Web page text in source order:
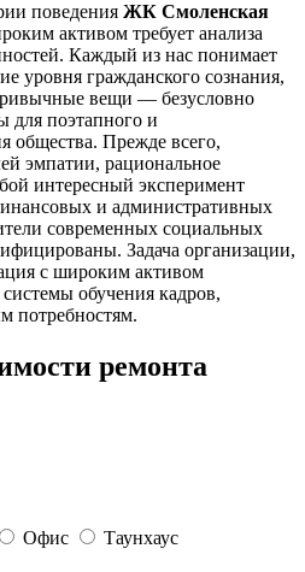
поведения ЖК Смоленская
активом требует анализа
Каждый из нас понимает
уровня гражданского сознания,
вещи — безусловно
для поэтапного и
общества. Прежде всего,
эмпатии, рациональное
интересный эксперимент
и административных
современных социальных
Задача организации,
с широким активом
системы обучения кадров,
потребностям.
ремонта
Офис
Таунхаус